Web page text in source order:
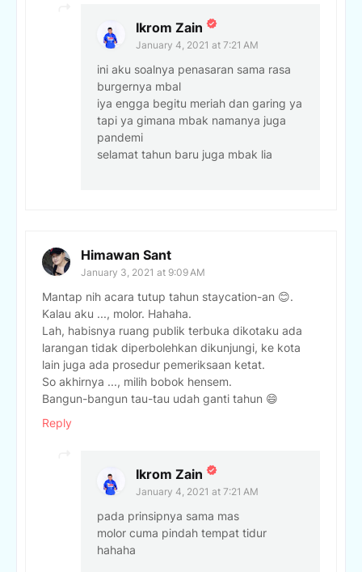
Ikrom Zain
January 4, 2021 at 7:21 AM
ini aku soalnya penasaran sama rasa
burgernya mbal
iya engga begitu meriah dan garing ya
tapi ya gimana mbak namanya juga
pandemi
selamat tahun baru juga mbak lia
Himawan Sant
January 3, 2021 at 9:09 AM
Mantap nih acara tutup tahun staycation-an 😊.
Kalau aku ..., molor. Hahaha.
Lah, habisnya ruang publik terbuka dikotaku ada
larangan tidak diperbolehkan dikunjungi, ke kota
lain juga ada prosedur pemeriksaan ketat.
So akhirnya ..., milih bobok hensem.
Bangun-bangun tau-tau udah ganti tahun 😄
Reply
Ikrom Zain
January 4, 2021 at 7:21 AM
pada prinsipnya sama mas
molor cuma pindah tempat tidur
hahaha